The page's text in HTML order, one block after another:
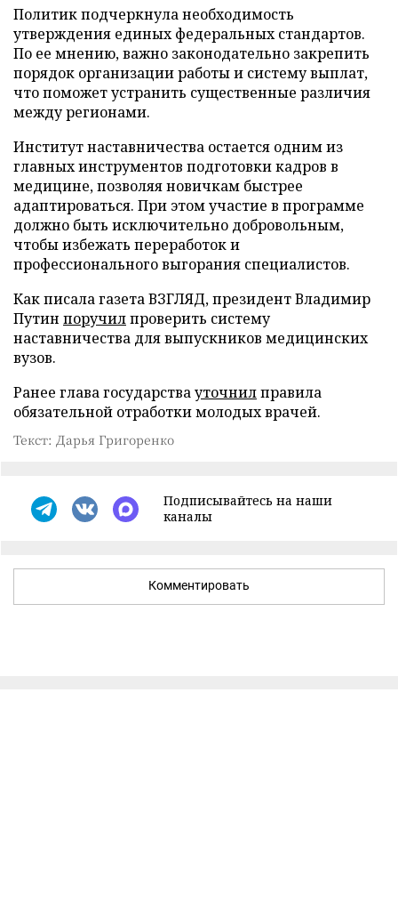
Политик подчеркнула необходимость
утверждения единых федеральных стандартов.
По ее мнению, важно законодательно закрепить
порядок организации работы и систему выплат,
что поможет устранить существенные различия
между регионами.
Институт наставничества остается одним из
главных инструментов подготовки кадров в
медицине, позволяя новичкам быстрее
адаптироваться. При этом участие в программе
должно быть исключительно добровольным,
чтобы избежать переработок и
профессионального выгорания специалистов.
Как писала газета ВЗГЛЯД, президент Владимир
Путин поручилпроверить систему
наставничества для выпускников медицинских
вузов.
Ранее глава государствауточнилправила
обязательной отработки молодых врачей.
Текст: Дарья Григоренко
Подписывайтесь на наши
каналы
Комментировать